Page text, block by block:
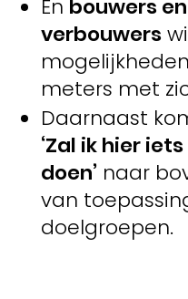
En bouwers en
verbouwers
meters met
Daarnaast
‘Zal ik hier
doen’naar
van
doelgroepen.